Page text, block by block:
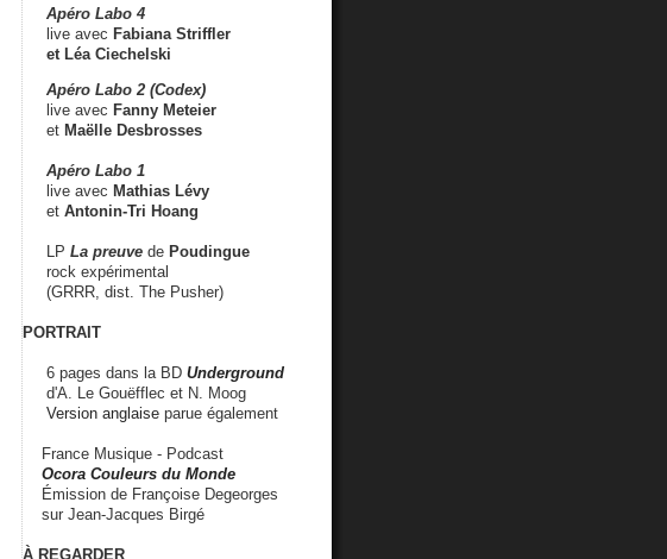
Apéro Labo 4
live avec Fabiana Striffler
et Léa Ciechelski
Apéro Labo 2 (Codex)
live avec Fanny Meteier
et Maëlle Desbrosses
Apéro Labo 1
live avec Mathias Lévy
et Antonin-Tri Hoang
LP La preuve de Poudingue
rock expérimental
(GRRR, dist. The Pusher)
PORTRAIT
6 pages dans la BD Underground
d'A. Le Gouëfflec et N. Moog
Version anglaise parue également
France Musique - Podcast
Ocora Couleurs du Monde
Émission de Françoise Degeorges
sur Jean-Jacques Birgé
À REGARDER